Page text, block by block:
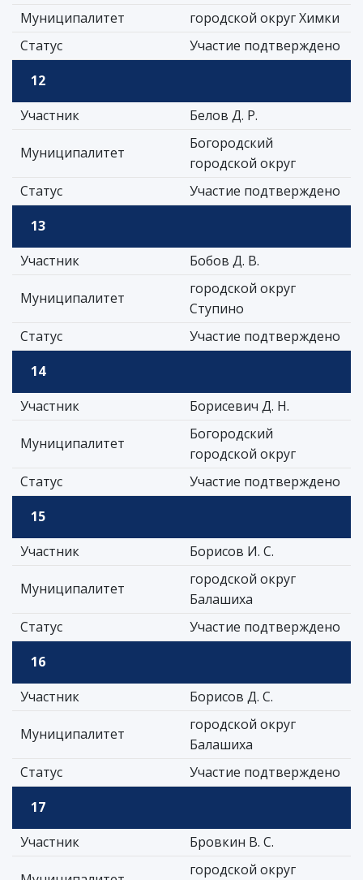
Муниципалитет
городской округ Химки
Статус
Участие подтверждено
12
Участник
Белов Д. Р.
Муниципалитет
Богородский
городской округ
Статус
Участие подтверждено
13
Участник
Бобов Д. В.
Муниципалитет
городской округ
Ступино
Статус
Участие подтверждено
14
Участник
Борисевич Д. Н.
Муниципалитет
Богородский
городской округ
Статус
Участие подтверждено
15
Участник
Борисов И. С.
Муниципалитет
городской округ
Балашиха
Статус
Участие подтверждено
16
Участник
Борисов Д. С.
Муниципалитет
городской округ
Балашиха
Статус
Участие подтверждено
17
Участник
Бровкин В. С.
городской округ